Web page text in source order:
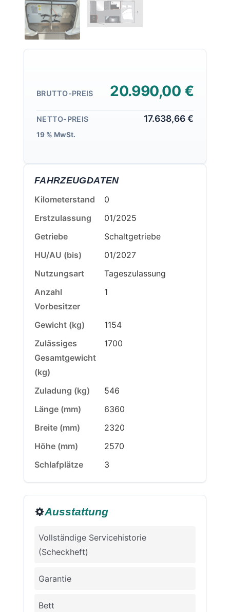
BRUTTO-PREIS 20.990,00 €
NETTO-PREIS 17.638,66 €
19 % MwSt.
FAHRZEUGDATEN
Kilometerstand
0
Erstzulassung
01/2025
Getriebe
Schaltgetriebe
HU/AU (bis)
01/2027
Nutzungsart
Tageszulassung
Anzahl
Vorbesitzer
1
Gewicht (kg)
1154
Zulässiges
Gesamtgewicht
(kg)
1700
Zuladung (kg)
546
Länge (mm)
6360
Breite (mm)
2320
Höhe (mm)
2570
Schlafplätze
3
Ausstattung
Vollständige Servicehistorie
(Scheckheft)
Garantie
Bett